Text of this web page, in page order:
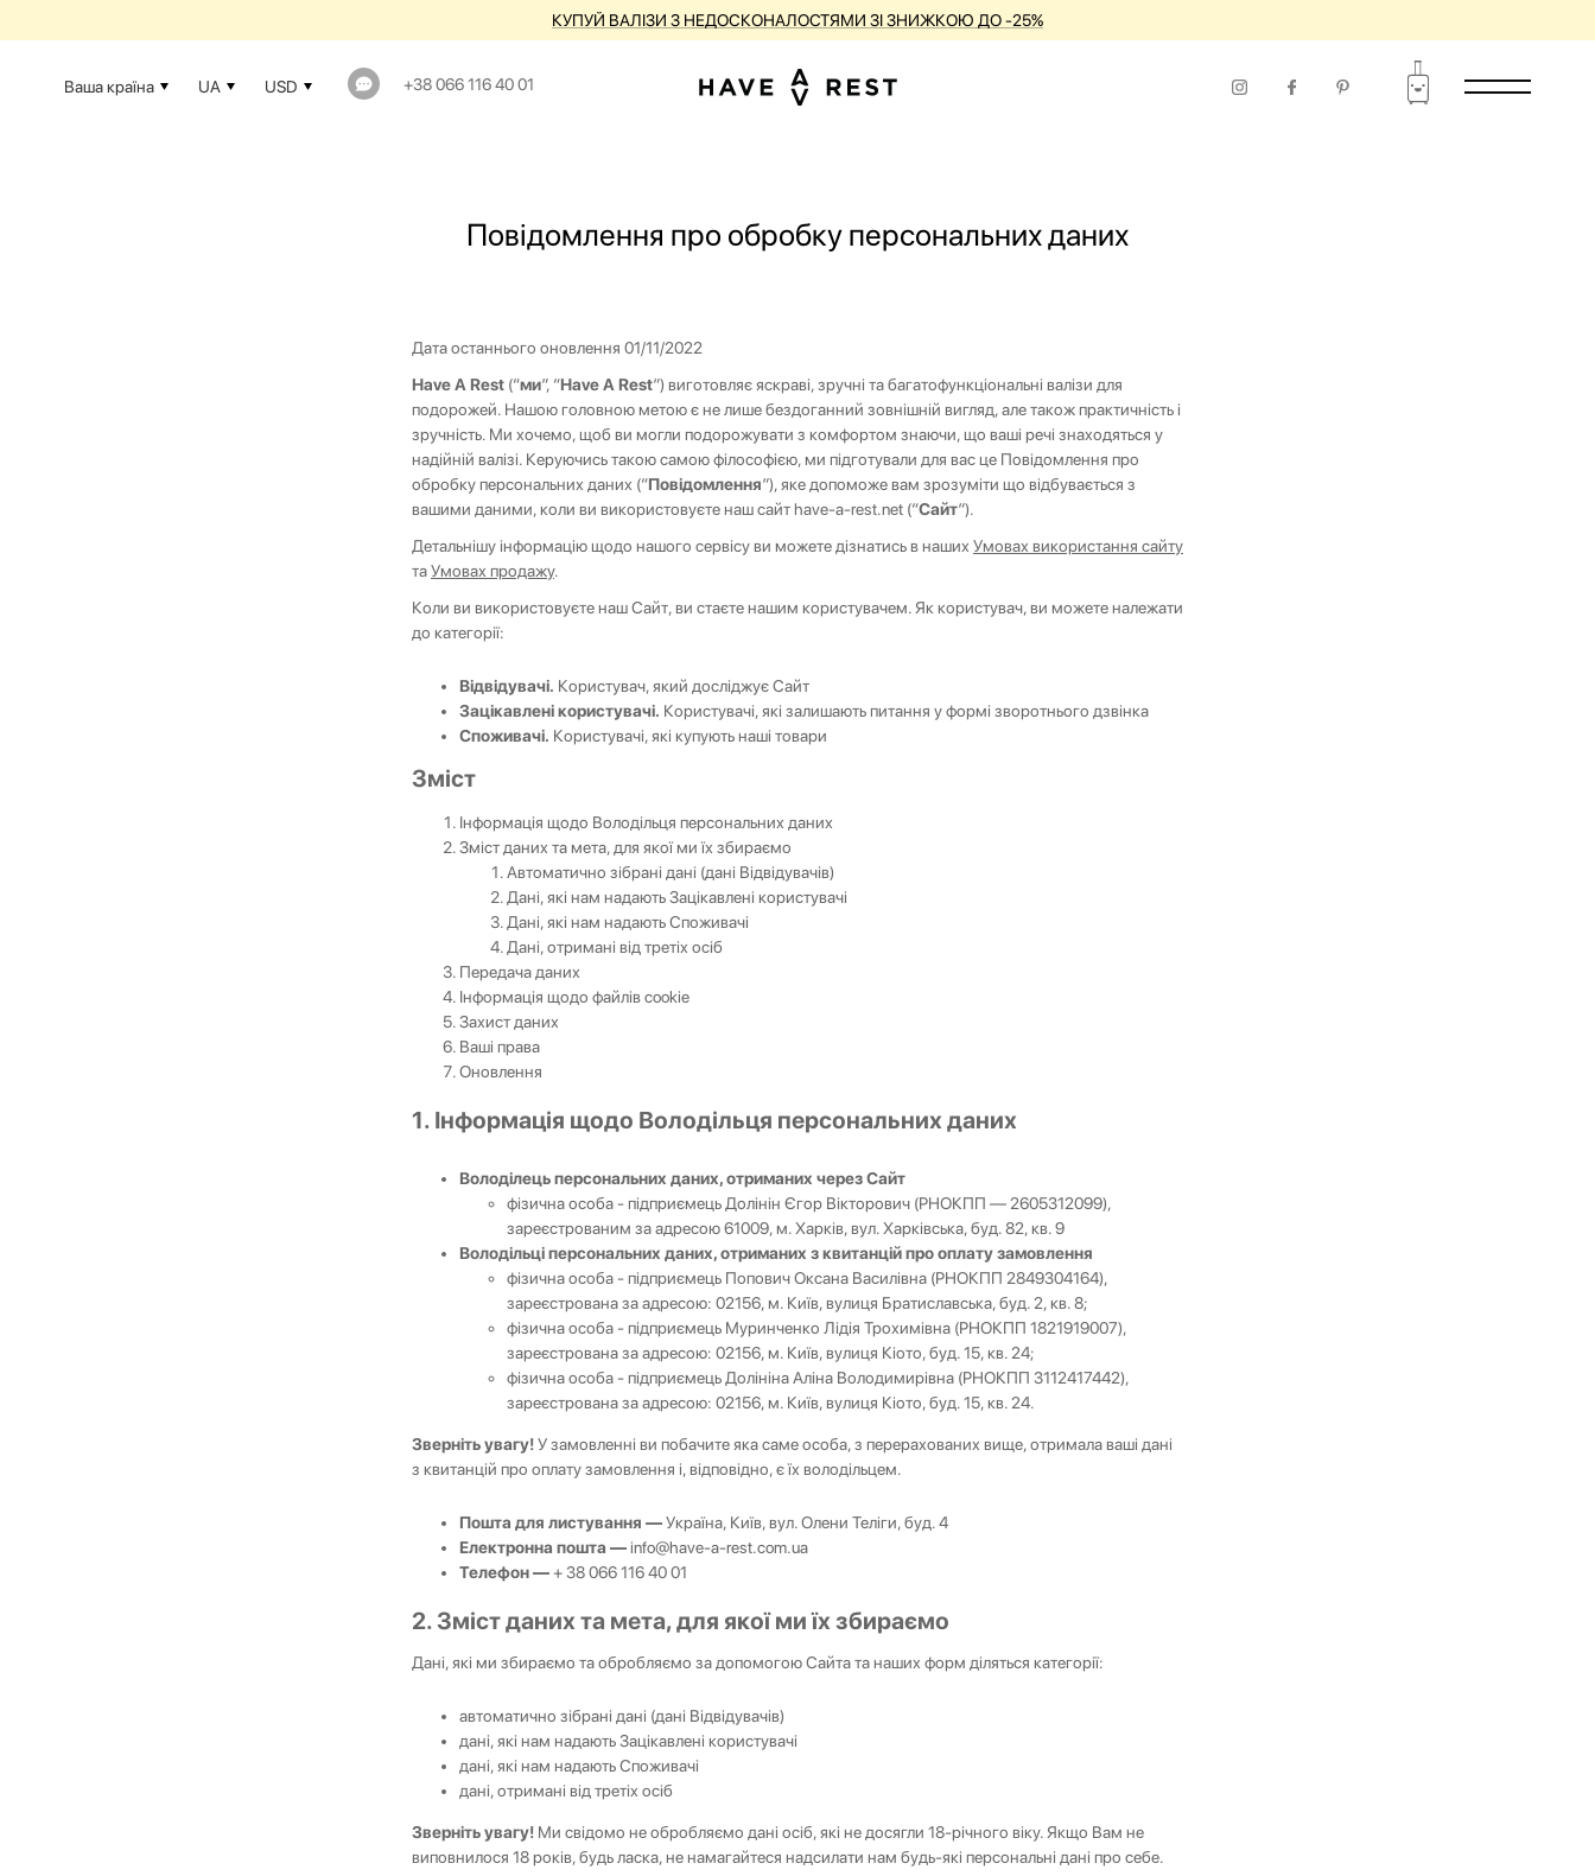
ГАРАНТІЯ 1 РІК ТА БЕЗКОШТОВНИЙ РЕМОНТ ДЛЯ КОЖНОЇ ВАЛІЗИ ПРОТЯГОМ УСЬОГО ЧАСУ ВИКОРИСТАННЯ
Ваша країна UA USD +38 066 116 40 01
Повідомлення про обробку персональних даних
Дата останнього оновлення 01/11/2022
Have A Rest (“ми”, “Have A Rest”) виготовляє яскраві, зручні та багатофункціональні валізи для
подорожей. Нашою головною метою є не лише бездоганний зовнішній вигляд, але також практичність і
зручність. Ми хочемо, щоб ви могли подорожувати з комфортом знаючи, що ваші речі знаходяться у
надійній валізі. Керуючись такою самою філософією, ми підготували для вас це Повідомлення про
обробку персональних даних (“Повідомлення”), яке допоможе вам зрозуміти що відбувається з
вашими даними, коли ви використовуєте наш сайтhave-a-rest.net (“Сайт”).
Детальнішу інформацію щодо нашого сервісу ви можете дізнатись в наших Умовах використання сайту
таУмовах продажу.
Коли ви використовуєте наш Сайт, ви стаєте нашим користувачем. Як користувач, ви можете належати
до категорії:
Відвідувачі. Користувач, який досліджує Сайт
Зацікавлені користувачі. Користувачі, які залишають питання у формі зворотнього дзвінка
Споживачі. Користувачі, які купують наші товари
Зміст
Інформація щодо Володільця персональних даних
Зміст даних та мета, для якої ми їх збираємо
Автоматично зібрані дані (дані Відвідувачів)
Дані, які нам надають Зацікавлені користувачі
Дані, які нам надають Споживачі
Дані, отримані від третіх осіб
Передача даних
Інформація щодо файлів cookie
Захист даних
Ваші права
Оновлення
1. Інформація щодо Володільця персональних даних
Володілець персональних даних, отриманих через Сайт
фізична особа - підприємець Долінін Єгор Вікторович (РНОКПП — 2605312099),
зареєстрованим за адресою 61009, м. Харків, вул. Харківська, буд. 82, кв. 9
Володільці персональних даних, отриманих з квитанцій про оплату замовлення
фізична особа - підприємець Попович Оксана Василівна (РНОКПП 2849304164),
зареєстрована за адресою: 02156, м. Київ, вулиця Братиславська, буд. 2, кв. 8;
фізична особа - підприємець Муринченко Лідія Трохимівна (РНОКПП 1821919007),
зареєстрована за адресою: 02156, м. Київ, вулиця Кіото, буд. 15, кв. 24;
фізична особа - підприємець Долініна Аліна Володимирівна (РНОКПП 3112417442),
зареєстрована за адресою: 02156, м. Київ, вулиця Кіото, буд. 15, кв. 24.
Зверніть увагу!У замовленні ви побачите яка саме особа, з перерахованих вище, отримала ваші дані
з квитанцій про оплату замовлення і, відповідно, є їх володільцем.
Пошта для листування —Україна, Київ, вул. Олени Теліги, буд. 4
Електронна пошта —info@have-a-rest.com.ua
Телефон —+ 38 066 116 40 01
2. Зміст даних та мета, для якої ми їх збираємо
Дані, які ми збираємо та обробляємо за допомогою Сайта та наших форм діляться категорії:
автоматично зібрані дані (дані Відвідувачів)
дані, які нам надають Зацікавлені користувачі
дані, які нам надають Споживачі
дані, отримані від третіх осіб
Зверніть увагу! Ми свідомо не обробляємо дані осіб, які не досягли 18-річного віку. Якщо Вам не
виповнилося 18 років, будь ласка, не намагайтеся надсилати нам будь-які персональні дані про себе.